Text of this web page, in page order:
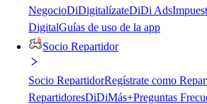
NegocioDiDigitalízateDiDi Ads
DigitalGuías de uso de la app
Socio Repartidor
Socio RepartidorRegístrate como
RepartidoresDiDiMás+Preguntas